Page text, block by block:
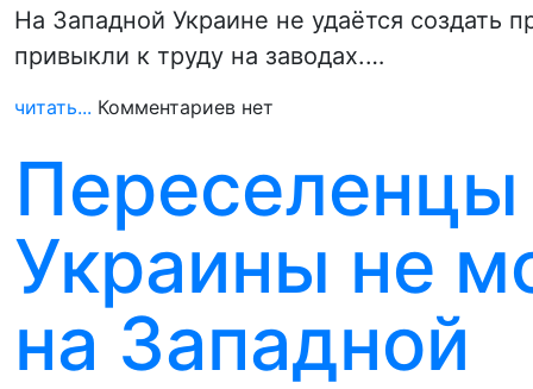
На Западной Украине не удаётся
привыкли к труду на заводах.…
читать... Комментариев нет
Переселенцы
Украины не
на Западной